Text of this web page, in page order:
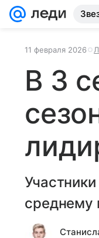
11 февраля 2026
В 3
среднему